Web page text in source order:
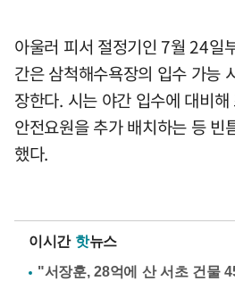
아울러 피서 절정기인 7월 24일
간은 삼척해수욕장의 입수 가능
장한다. 시는 야간 입수에 대비
안전요원을 추가 배치하는 등 빈
했다.
이시간 핫뉴스
"서장훈, 28억에 산 서초 건물